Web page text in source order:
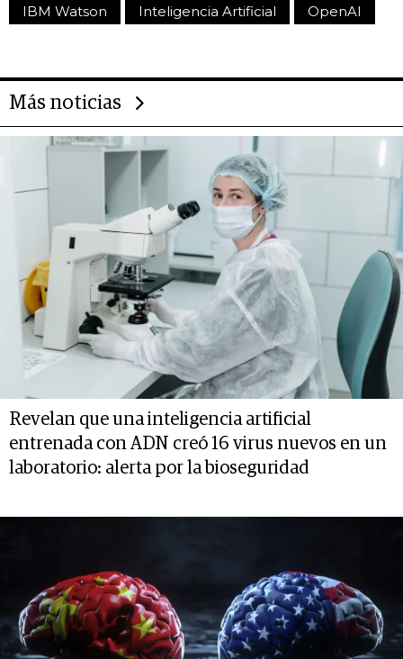
IBM Watson
Inteligencia Artificial OpenAI
Más noticias
Revelan que una inteligencia artificial
entrenada con ADN creó 16 virus nuevos en un
laboratorio: alerta por la bioseguridad